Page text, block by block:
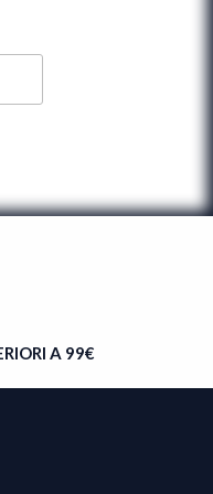
A 99€